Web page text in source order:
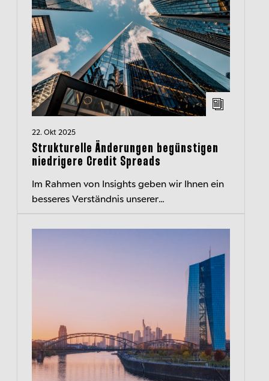
22. Okt 2025
Strukturelle Änderungen begünstigen
niedrigere Credit Spreads
Im Rahmen von Insights geben wir Ihnen ein
besseres Verständnis unserer